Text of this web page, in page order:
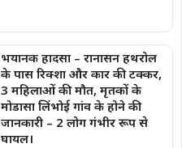
भयानक हादसा – रानासन हथरोल
के पास रिक्शा और कार की टक्कर,
3 महिलाओं की मौत, मृतकों के
मोडासा लिंभोई गांव के होने की
जानकारी – 2 लोग गंभीर रूप से
घायल।